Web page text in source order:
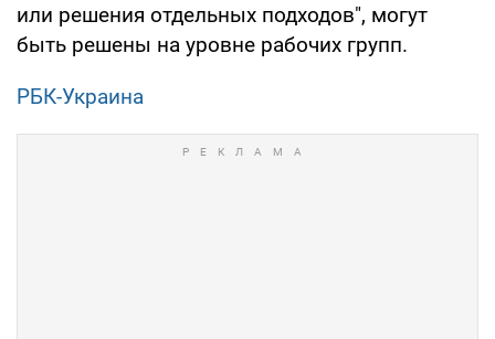
или решения отдельных подходов", могут
быть решены на уровне рабочих групп.
РБК-Украина